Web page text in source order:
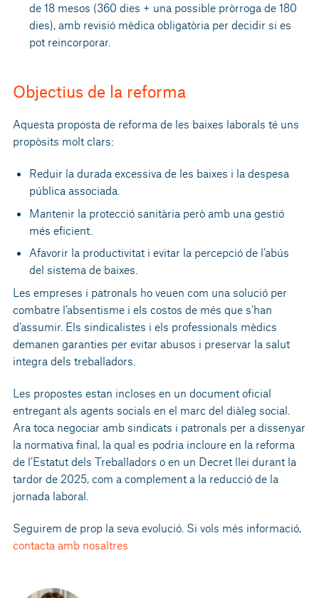
de 18 mesos (360 dies + una possible pròrroga de 180
dies), amb revisió mèdica obligatòria per decidir si es
pot reincorporar.
Objectius de la reforma
Aquesta proposta de reforma de les baixes laborals té uns
propòsits molt clars:
Reduir la durada excessiva de les baixes i la despesa
pública associada.
Mantenir la protecció sanitària però amb una gestió
més eficient.
Afavorir la productivitat i evitar la percepció de l’abús
del sistema de baixes.
Les empreses i patronals ho veuen com una solució per
combatre l’absentisme i els costos de més que s’han
d’assumir. Els sindicalistes i els professionals mèdics
demanen garanties per evitar abusos i preservar la salut
integra dels treballadors.
Les propostes estan incloses en un document oficial
entregant als agents socials en el marc del diàleg social.
Ara toca negociar amb sindicats i patronals per a dissenyar
la normativa final, la qual es podria incloure en la reforma
de l’Estatut dels Treballadors o en un Decret llei durant la
tardor de 2025, com a complement a la reducció de la
jornada laboral.
Seguirem de prop la seva evolució. Si vols més informació,
contacta amb nosaltres